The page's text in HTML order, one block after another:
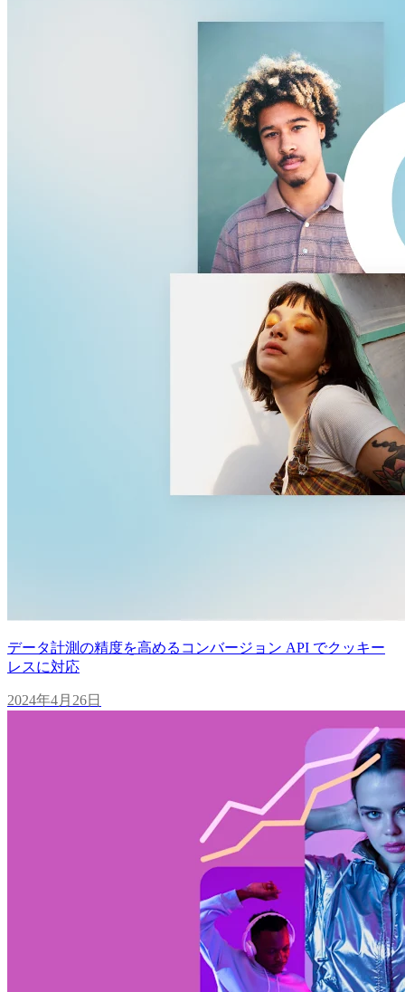
データ計測の精度を高めるコンバージョン API でクッキー
レスに対応
2024年4月26日